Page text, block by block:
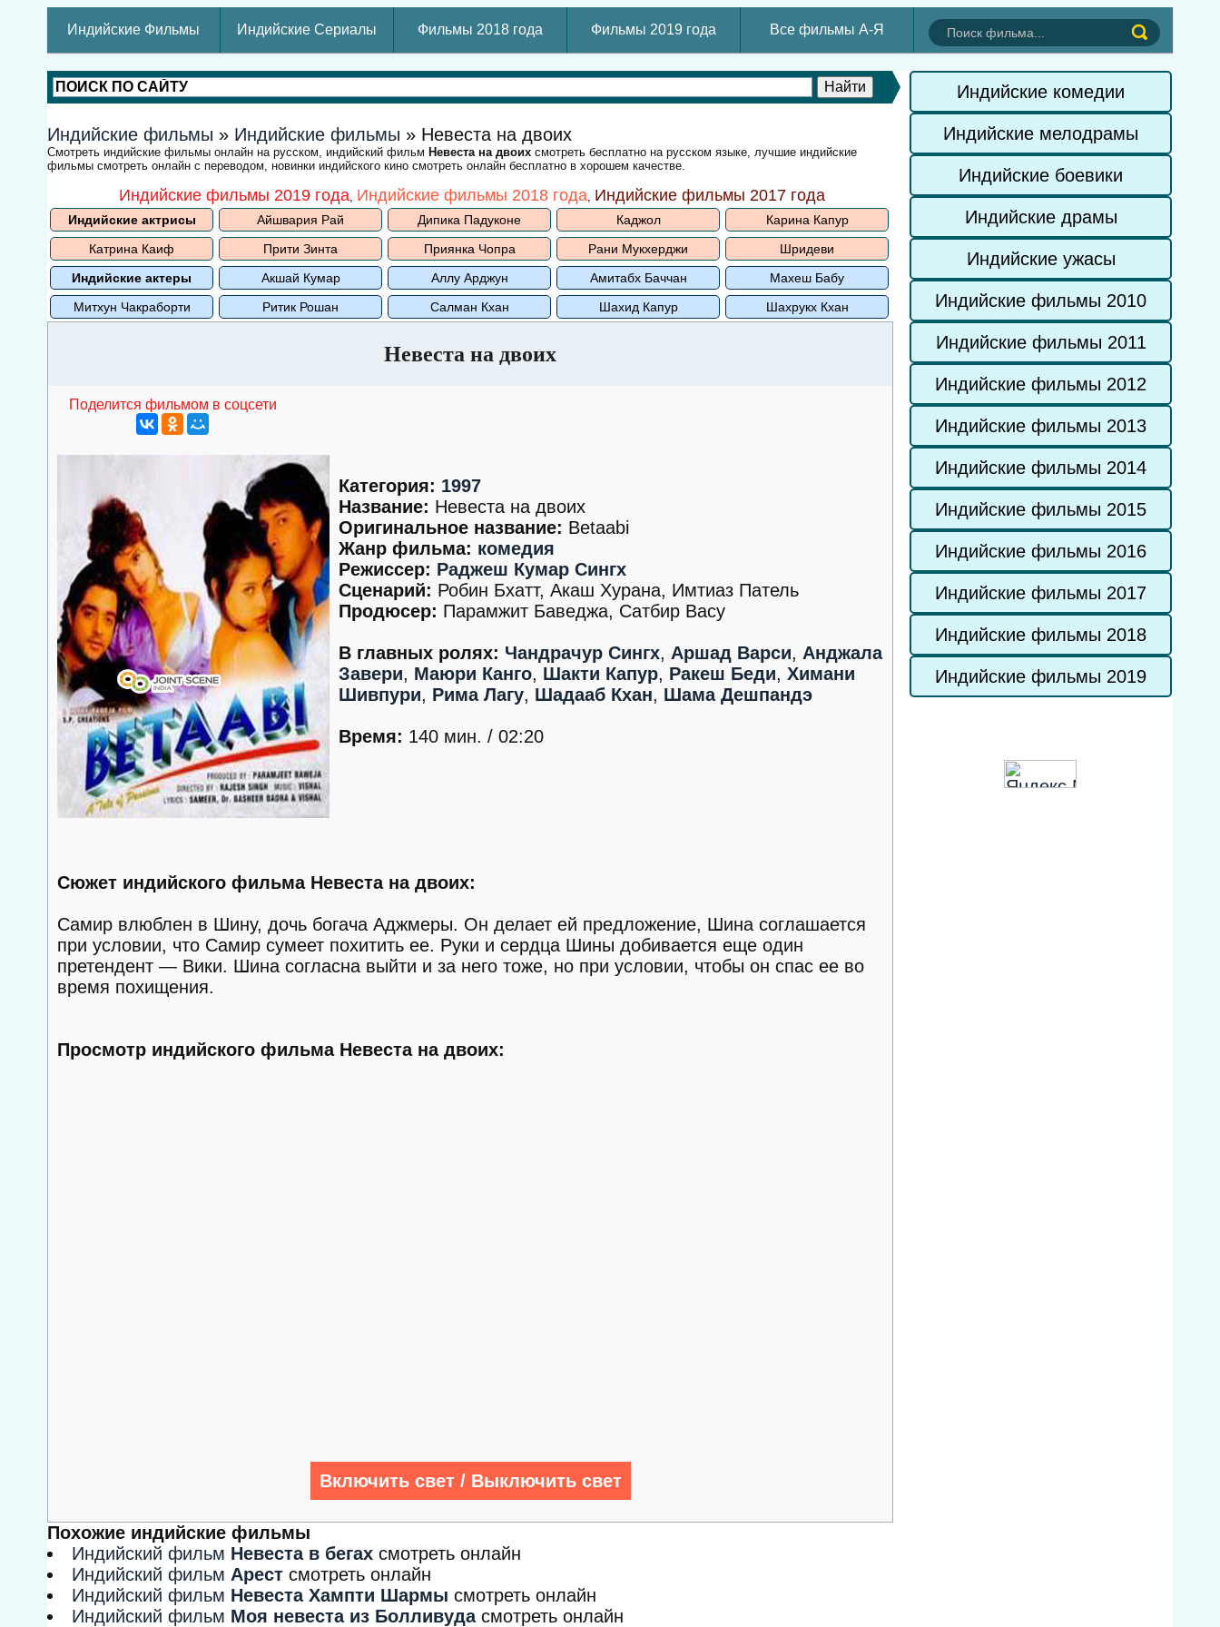
Индийские Фильмы Индийские Сериалы Фильмы 2018 года Фильмы 2019 года Все фильмы А-Я
Индийские фильмы » Индийские фильмы » Невеста на двоих
Смотреть индийские фильмы онлайн на русском, индийский фильм Невеста на двоих смотреть бесплатно на русском языке, лучшие индийские
фильмы смотреть онлайн с переводом, новинки индийского кино смотреть онлайн бесплатно в хорошем качестве.
Индийские фильмы 2019 года, Индийские фильмы 2018 года, Индийские фильмы 2017 года
Индийские актрисы Айшвария Рай Дипика Падуконе Каджол
Карина Капур
Катрина Каиф
Прити Зинта Приянка Чопра Рани Мукхерджи
Шридеви
Индийские актеры
Акшай Кумар Аллу Арджун Амитабх Баччан
Махеш Бабу
Митхун Чакраборти
Ритик Рошан Салман Кхан Шахид Капур Шахрукх Кхан
Невеста на двоих
Поделится фильмом в соцсети
Категория: 1997
Название: Невеста на двоих
Оригинальное название: Betaabi
Жанр фильма: комедия
Режиссер: Раджеш Кумар Сингх
Сценарий: Робин Бхатт, Акаш Хурана, Имтиаз Патель
Продюсер: Парамжит Баведжа, Сатбир Васу
В главных ролях: Чандрачур Сингх, Аршад Варси, Анджала
Завери, Маюри Канго, Шакти Капур, Ракеш Беди, Химани
Шивпури, Рима Лагу, Шадааб Кхан, Шама Дешпандэ
Время: 140 мин. / 02:20
Сюжет индийского фильма Невеста на двоих:
Самир влюблен в Шину, дочь богача Аджмеры. Он делает ей предложение, Шина соглашается
при условии, что Самир сумеет похитить ее. Руки и сердца Шины добивается еще один
претендент — Вики. Шина согласна выйти и за него тоже, но при условии, чтобы он спас ее во
время похищения.
Просмотр индийского фильма Невеста на двоих:
Включить свет / Выключить свет
Похожие индийские фильмы
Индийский фильм Невеста в бегах смотреть онлайн
Индийский фильм Арест смотреть онлайн
Индийский фильм Невеста Хампти Шармы смотреть онлайн
Индийский фильм Моя невеста из Болливуда смотреть онлайн
Индийские комедии
Индийские мелодрамы
Индийские боевики
Индийские драмы
Индийские ужасы
Индийские фильмы 2010
Индийские фильмы 2011
Индийские фильмы 2012
Индийские фильмы 2013
Индийские фильмы 2014
Индийские фильмы 2015
Индийские фильмы 2016
Индийские фильмы 2017
Индийские фильмы 2018
Индийские фильмы 2019